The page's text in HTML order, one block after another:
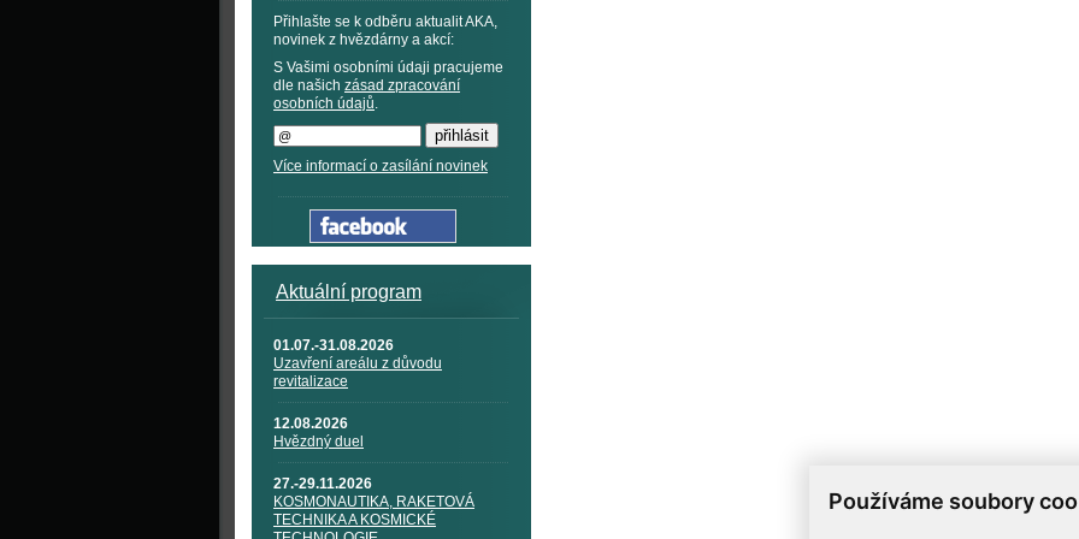
Používáme soubory
Přihlašte se k odběru aktualit AKA,
novinek z hvězdárny a akcí:
S Vašimi osobními údaji pracujeme
dle našich zásad zpracování
osobních údajů.
Více informací o zasílání novinek
Aktuální program
01.07.-31.08.2026
Uzavření areálu z důvodu
revitalizace
12.08.2026
Hvězdný duel
27.-29.11.2026
KOSMONAUTIKA, RAKETOVÁ
TECHNIKA A KOSMICKÉ